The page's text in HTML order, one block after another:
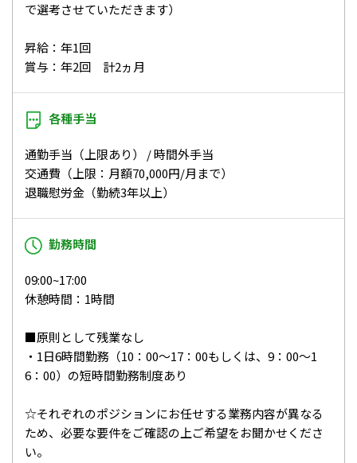
で選考させていただきます）
昇給：年1回
賞与：年2回 計2ヵ月
各種手当
通勤手当（上限あり） / 時間外手当
交通費（上限：月額70,000円/月まで）
退職慰労金（勤続3年以上）
勤務時間
09:00~17:00
休憩時間：1時間
■原則として残業なし
・1日6時間勤務（10：00～17：00もしくは、9：00～1
6：00）の短時間勤務制度あり
☆それぞれのポジションにお任せする業務内容が異なる
ため、必要な要件をご確認の上ご希望をお聞かせくださ
い。